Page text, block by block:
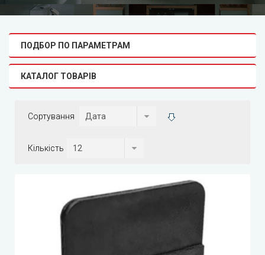
ПОДБОР ПО ПАРАМЕТРАМ
КАТАЛОГ ТОВАРІВ
Сортування
Кількість